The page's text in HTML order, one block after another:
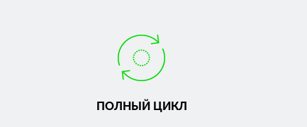
ПОЛНЫЙ ЦИКЛ